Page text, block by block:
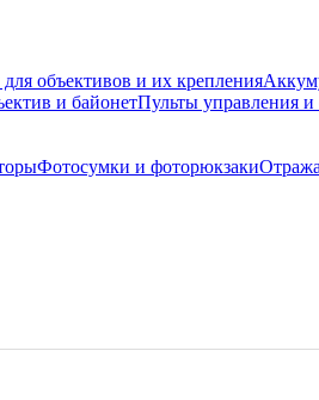
объективов и их крепления
и байонетПульты управления
Фотосумки и фоторюкзаки